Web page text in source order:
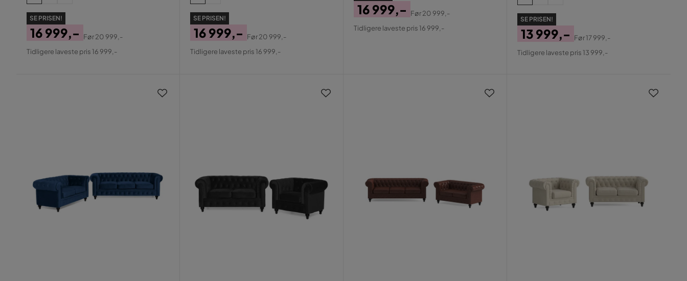
SE PRISEN!
Pris
16 999,-
Original
Før20 999,-
Tidligere laveste pris 16 999,-
SE PRISEN!
Pris
16 999,-
Original
Før20 999,-
Tidligere laveste pris 16 999,-
Pris
16 999,-
Original
Før20 999,-
Tidligere laveste pris 16 999,-
SE PRISEN!
Pris
13 999,-
Original
Før17 999,-
Tidligere laveste pris 13 999,-